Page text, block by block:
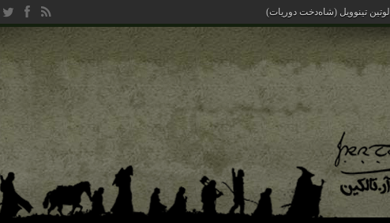
لوتین تینوویل (شاه‌دخت دوریات)